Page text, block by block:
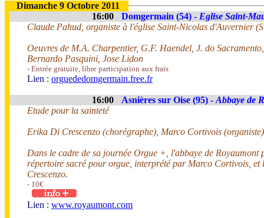
Dimanche 9 Octobre 2011
16:00
Domgermain (54) - Eglise Saint-
Claude Pahud, organiste à l'église Saint-Nicolas d'Auvernier
Oeuvres de M.A. Charpentier, G.F. Haendel, J. do
Bernardo Pasquini, Jose Lidon
- Entrée gratuite, libre participation aux frais
Lien : orguededomgermain.free.fr
16:00 Asnières sur Oise (95) - Abbaye de
Etude pour la sainteté
Erika Di Crescenzo (chorégraphe), Marco Cortivois
Dans le cadre de sa journée Orgue +, l'abbaye de Royaumont
répertoire sacré pour orgue, interprété par Marco Cortivois, et
Crescenzo.
- 10€
Lien : www.royaumont.com